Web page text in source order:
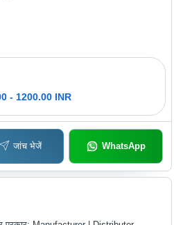
- 1200.00 INR
जांच भेजें WhatsApp